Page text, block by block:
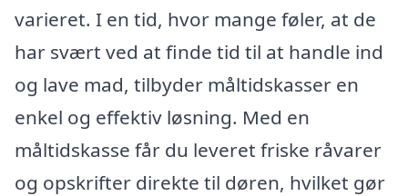
varieret. I en tid, hvor mange føler, at de
har svært ved at finde tid til at handle ind
og lave mad, tilbyder måltidskasser en
enkel og effektiv løsning. Med en
måltidskasse får du leveret friske råvarer
og opskrifter direkte til døren, hvilket gør